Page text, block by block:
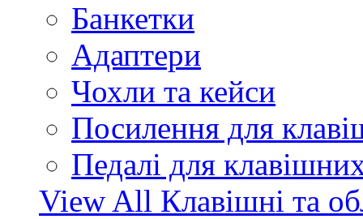
Банкетки
Адаптери
Чохли та кейси
Посилення для
Педалі для
View All Клавішні та